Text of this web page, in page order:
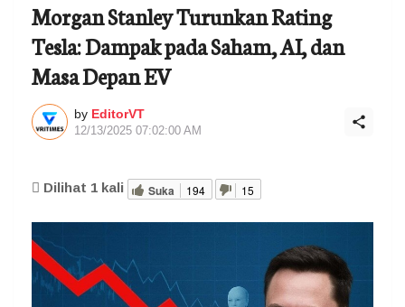
Morgan Stanley Turunkan Rating
Tesla: Dampak pada Saham, AI, dan
Masa Depan EV
by EditorVT
12/13/2025 07:02:00 AM
Dilihat 1 kali Suka 194 15